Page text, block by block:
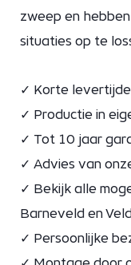
zweep en
situaties op te
✓ Korte
✓ Productie in
✓ Tot 10 jaar
✓ Advies van
✓ Bekijk alle
Barneveld en
✓ Persoonlijke